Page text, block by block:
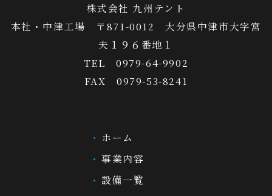
株式会社 九州テント
本社・中津工場 〒871-0012 大分県中津市大字宮
夫１９６番地１
TEL 0979-64-9902
FAX 0979-53-8241
ホーム
事業内容
設備一覧